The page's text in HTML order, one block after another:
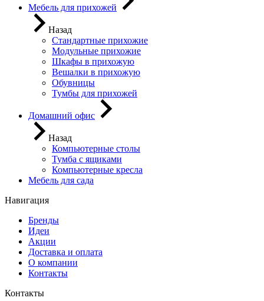
Мебель для прихожей
Назад
Стандартные прихожие
Модульные прихожие
Шкафы в прихожую
Вешалки в прихожую
Обувницы
Тумбы для прихожей
Домашний офис
Назад
Компьютерные столы
Тумба с ящиками
Компьютерные кресла
Мебель для сада
Навигация
Бренды
Идеи
Акции
Доставка и оплата
О компании
Контакты
Контакты